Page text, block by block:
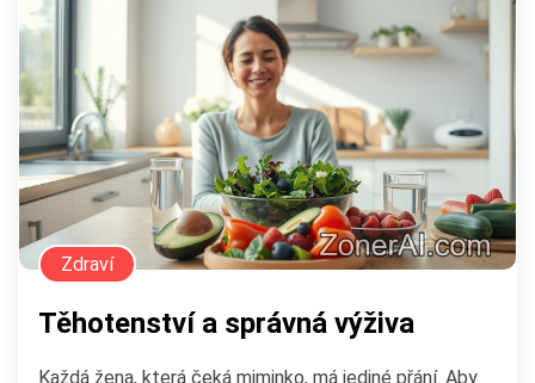
Zdraví
Těhotenství a správná výživa
Každá žena, která čeká miminko, má jediné přání. Aby